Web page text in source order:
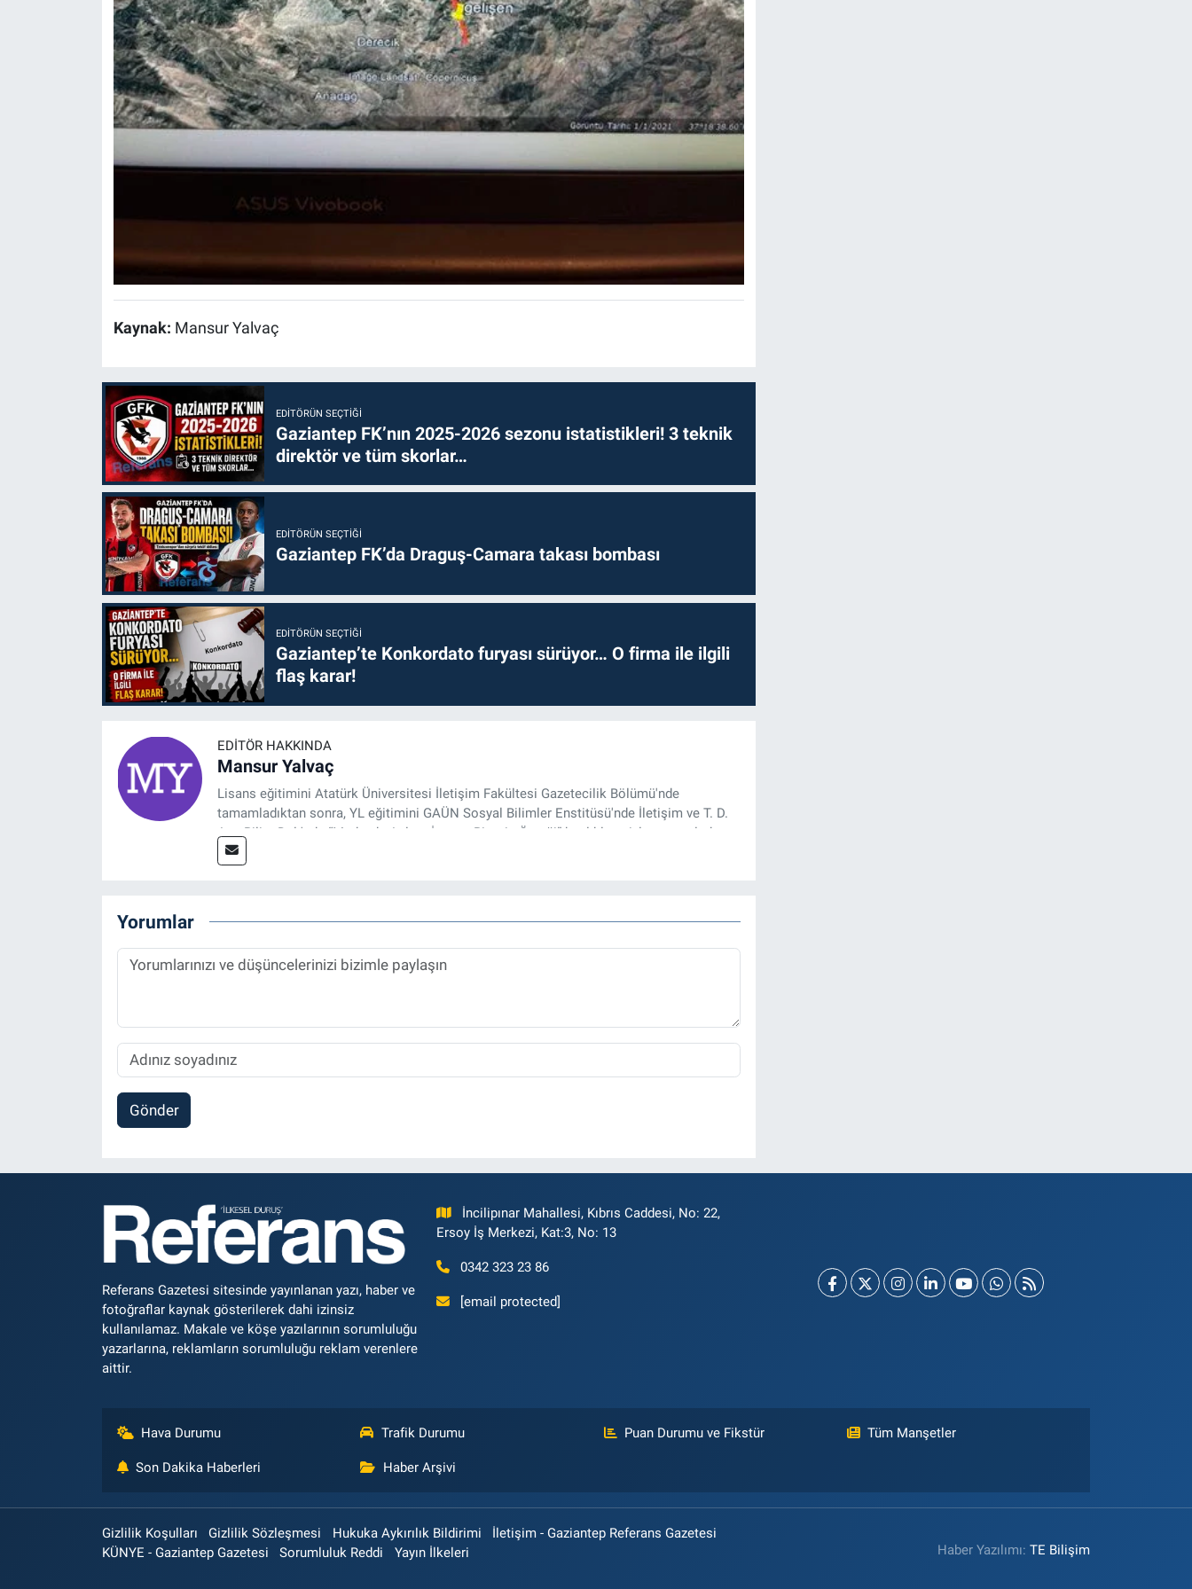
Kaynak: Mansur Yalvaç
EDITÖRÜN SEÇTIĞI
Gaziantep FK’nın 2025-2026 sezonu istatistikleri! 3 teknik
direktör ve tüm skorlar…
EDITÖRÜN SEÇTIĞI
Gaziantep FK’da Draguş-Camara takası bombası
EDITÖRÜN SEÇTIĞI
Gaziantep’te Konkordato furyası sürüyor… O firma ile ilgili
flaş karar!
EDITÖR HAKKINDA
Mansur Yalvaç
Lisans eğitimini Atatürk Üniversitesi İletişim Fakültesi Gazetecilik Bölümü'nde
tamamladıktan sonra, YL eğitimini GAÜN Sosyal Bilimler Enstitüsü'nde İletişim ve T. D.
Ana Bilim Dalı'nda “Medyada Anlam İnşası: Bitcoin Örneği” başlıklı teziyle tamamladı.
2014 yılında başladığı profesyonel kariyerini halen Referansgazetesi.com.tr'de Güncel,
Yorumlar
Gönder
Referans Gazetesi sitesinde yayınlanan yazı, haber ve
fotoğraflar kaynak gösterilerek dahi izinsiz
kullanılamaz. Makale ve köşe yazılarının sorumluluğu
yazarlarına, reklamların sorumluluğu reklam verenlere
aittir.
İncilipınar Mahallesi, Kıbrıs Caddesi, No: 22,
Ersoy İş Merkezi, Kat:3, No: 13
0342 323 23 86
[email protected]
Hava Durumu Trafik Durumu Puan Durumu ve Fikstür Tüm Manşetler
Son Dakika Haberleri Haber Arşivi
Gizlilik Koşulları Gizlilik Sözleşmesi Hukuka Aykırılık Bildirimi
İletişim - Gaziantep Referans Gazetesi
KÜNYE - Gaziantep Gazetesi
Sorumluluk Reddi Yayın İlkeleri Haber Yazılımı:TE Bilişim